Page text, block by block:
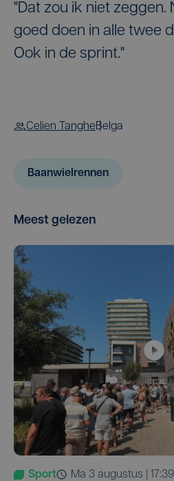
"Dat zou ik niet zeggen.
goed doen in alle twee
Ook in de sprint."
Celien TangheBelga
Baanwielrennen
Meest gelezen
Sport
ma 3 augustus | 17:39